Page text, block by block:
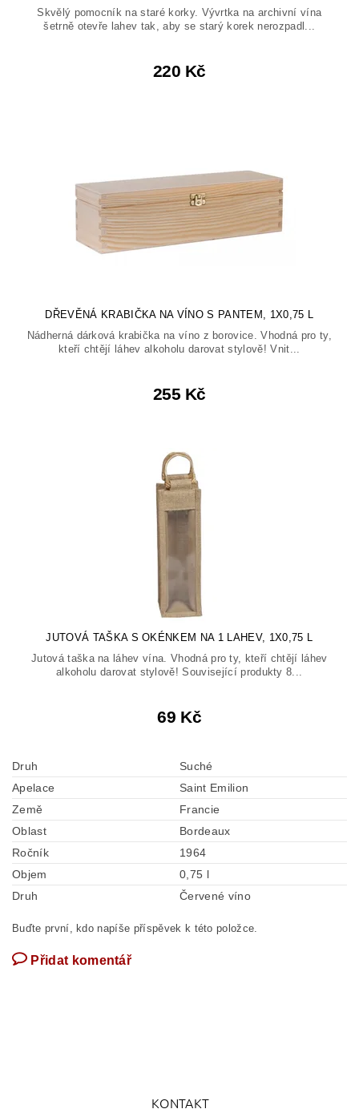
Skvělý pomocník na staré korky. Vývrtka na archivní vína
šetrně otevře lahev tak, aby se starý korek nerozpadl...
220 Kč
DŘEVĚNÁ KRABIČKA NA VÍNO S PANTEM, 1X0,75 L
Nádherná dárková krabička na víno z borovice. Vhodná pro ty,
kteří chtějí láhev alkoholu darovat stylově! Vnit...
255 Kč
JUTOVÁ TAŠKA S OKÉNKEM NA 1 LAHEV, 1X0,75 L
Jutová taška na láhev vína. Vhodná pro ty, kteří chtějí láhev
alkoholu darovat stylově! Související produkty 8...
69 Kč
Druh
Suché
Apelace
Saint Emilion
Země
Francie
Oblast
Bordeaux
Ročník
1964
Objem
0,75 l
Druh
Červené víno
Buďte první, kdo napíše příspěvek k této položce.
Přidat komentář
KONTAKT